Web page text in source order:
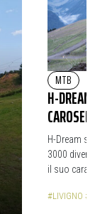
MTB
H-
H-Dream
3000
il suo
#LIVIGNO